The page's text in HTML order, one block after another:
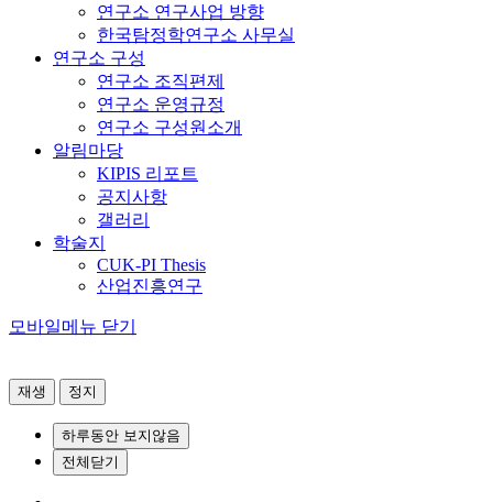
연구소 연구사업 방향
한국탐정학연구소 사무실
연구소 구성
연구소 조직편제
연구소 운영규정
연구소 구성원소개
알림마당
KIPIS 리포트
공지사항
갤러리
학술지
CUK-PI Thesis
산업진흥연구
모바일메뉴 닫기
재생 정지
하루동안 보지않음
전체닫기